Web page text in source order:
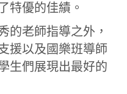
特優的佳績。
的老師指導之外，
援以及國樂班導師
生們展現出最好的